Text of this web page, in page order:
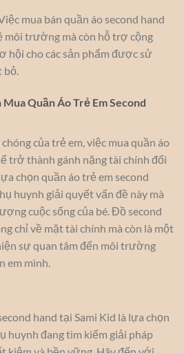
mua bán quần áo second hand
môi trường mà còn hỗ trợ cộng
hội cho các sản phẩm được sử
bỏ.
Quần Áo Trẻ Em Second
của trẻ em, việc mua quần áo
trở thành gánh nặng tài chính đối
chọn quần áo trẻ em second
huynh giải quyết vấn đề này mà
cuộc sống của bé. Đồ second
chỉ về mặt tài chính mà còn là một
sự quan tâm đến môi trường
em mình.
hand tại Sami Kid là lựa chọn
huynh đang tìm kiếm giải pháp